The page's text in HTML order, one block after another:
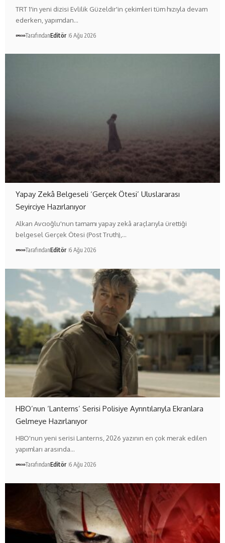
TRT 1'in yeni dizisi Evlilik Güzeldir'in çekimleri tüm hızıyla devam
ederken, yapımdan…
TarafındanEditör 6 Ağu 2026
Yapay Zekâ Belgeseli ‘Gerçek Ötesi’ Uluslararası
Seyirciye Hazırlanıyor
Alkan Avcıoğlu'nun tamamı yapay zekâ araçlarıyla ürettiği
belgesel Gerçek Ötesi (Post Truth),…
TarafındanEditör 6 Ağu 2026
HBO’nun ‘Lanterns’ Serisi Polisiye Ayrıntılarıyla Ekranlara
Gelmeye Hazırlanıyor
HBO'nun yeni serisi Lanterns, 2026 yazının en çok merak edilen
yapımları arasında…
TarafındanEditör 6 Ağu 2026